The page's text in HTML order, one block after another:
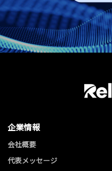
企業情報
会社概要
代表メッセージ